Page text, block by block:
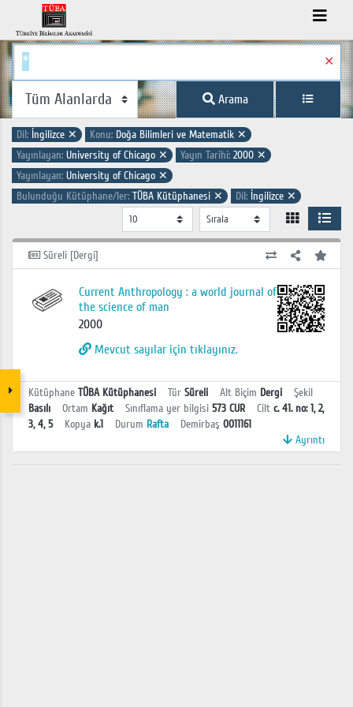
✕
Arama
Dil: İngilizce ✕ Konu: Doğa Bilimleri ve Matematik ✕
Yayınlayan: University of Chicago ✕ Yayın Tarihi: 2000 ✕
Yayınlayan: University of Chicago ✕
Bulunduğu Kütüphane/ler: TÜBA Kütüphanesi ✕ Dil: İngilizce ✕
Süreli [Dergi]
Current Anthropology : a world journal of
the science of man
2000
Mevcut sayılar için tıklayınız.
Kütüphane TÜBA Kütüphanesi Tür Süreli Alt Biçim Dergi
Şekil
Basılı
Ortam Kağıt Sınıflama yer bilgisi 573 CUR Cilt c. 41. no: 1, 2,
3, 4, 5
Kopya k.1 Durum Rafta Demirbaş 0011161
Ayrıntı